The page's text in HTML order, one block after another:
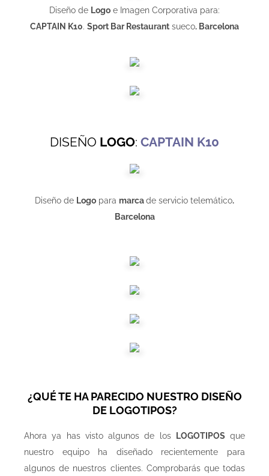
Diseño de Logo e Imagen Corporativa para:
CAPTAIN K10. Sport Bar Restaurant sueco. Barcelona
DISEÑO LOGO: CAPTAIN K10
Diseño de Logo para marcade servicio telemático.
Barcelona
¿QUÉ TE HA PARECIDO NUESTRO DISEÑO
DE LOGOTIPOS?
Ahora ya has visto algunos de los LOGOTIPOS que
nuestro equipo ha diseñado recientemente para
algunos de nuestros clientes. Comprobarás que todas